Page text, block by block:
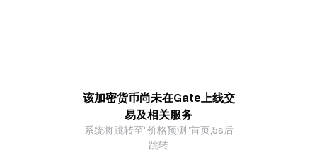
该加密货币尚未在Gate上线交
易及相关服务
系统将跳转至"价格预测"首页,5s后
跳转